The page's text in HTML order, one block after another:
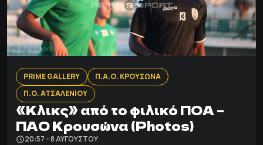
PRIME GALLERY
Π.Α.Ο. ΚΡΟΥΣΩΝΑ
Π.Ο. ΑΤΣΑΛΕΝΙΟΥ
«Κλικς» από το φιλικό ΠΟΑ –
ΠΑΟ Κρουσώνα (Photos)
20:57 - 8 ΑΥΓΟΎΣΤΟΥ